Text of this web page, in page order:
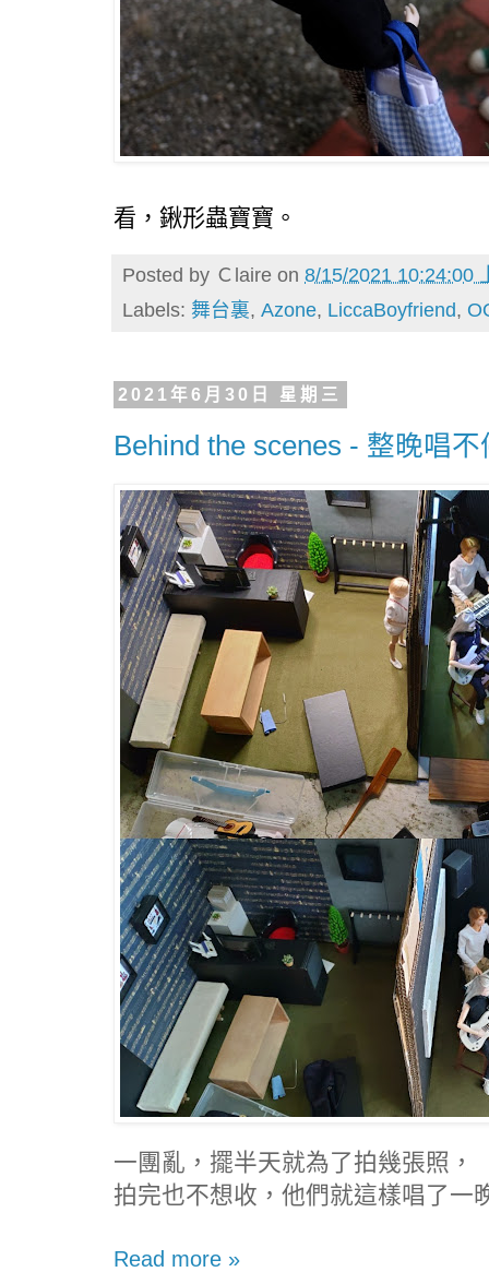
看，鍬形蟲寶寶。
Posted by Ｃlaire on 8/15/2021 10:24:00
Labels: 舞台裏, Azone, LiccaBoyfriend,
2021年6月30日 星期三
Behind the scenes - 整晚唱不
一團亂，擺半天就為了拍幾張照，
拍完也不想收，他們就這樣唱了一
Read more »